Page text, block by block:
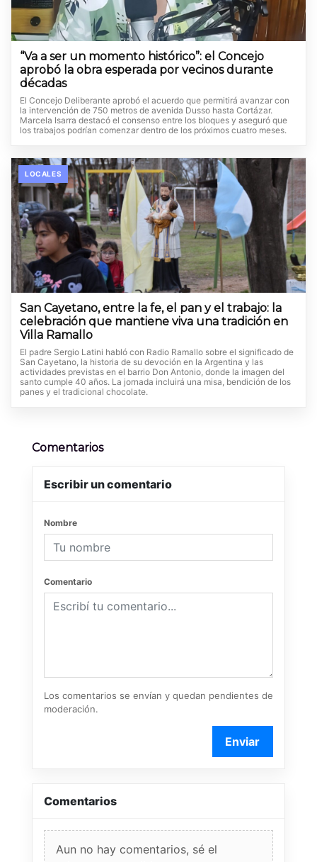
“Va a ser un momento histórico”: el Concejo
aprobó la obra esperada por vecinos durante
décadas
El Concejo Deliberante aprobó el acuerdo que permitirá avanzar con
la intervención de 750 metros de avenida Dusso hasta Cortázar.
Marcela Isarra destacó el consenso entre los bloques y aseguró que
los trabajos podrían comenzar dentro de los próximos cuatro meses.
LOCALES
San Cayetano, entre la fe, el pan y el trabajo: la
celebración que mantiene viva una tradición en
Villa Ramallo
El padre Sergio Latini habló con Radio Ramallo sobre el significado de
San Cayetano, la historia de su devoción en la Argentina y las
actividades previstas en el barrio Don Antonio, donde la imagen del
santo cumple 40 años. La jornada incluirá una misa, bendición de los
panes y el tradicional chocolate.
Comentarios
Escribir un comentario
Nombre
Comentario
Los comentarios se envían y quedan pendientes de
moderación.
Enviar
Comentarios
Aun no hay comentarios, sé el